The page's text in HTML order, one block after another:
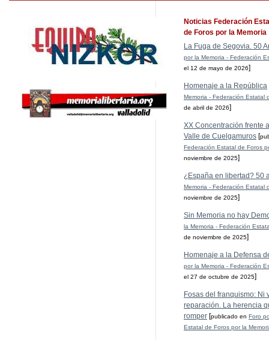
Noticias Federación
de Foros por la Memoria
La Fuga de Segovia. 50
por la Memoria - Federación
el 12 de mayo de 2026]
Homenaje a la República
Memoria - Federación Estatal
de abril de 2026]
XX Concentración frente
Valle de Cuelgamuros [
Federación Estatal de Foros
noviembre de 2025]
¿España en libertad? 50
Memoria - Federación Estatal
noviembre de 2025]
Sin Memoria no hay
la Memoria - Federación
de noviembre de 2025]
Homenaje a la Defensa
por la Memoria - Federación
el 27 de octubre de 2025]
Fosas del franquismo: Ni
reparación. La herencia
romper [publicado en Foro
Estatal de Foros por la